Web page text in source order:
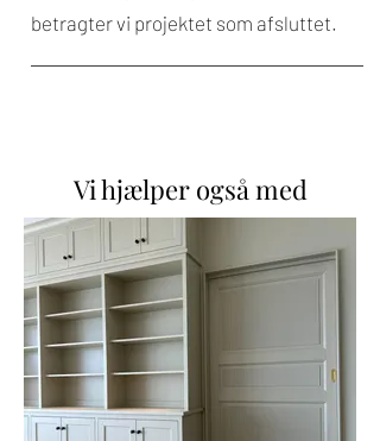
betragter vi projektet som afsluttet.
Vi hjælper også med